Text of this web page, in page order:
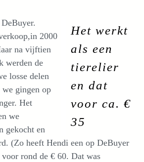
Het werkt
als een
tierelier
en dat
voor ca. €
35
2000
na vijftien
werden de
losse delen
gingen op
Het
we
gekocht en
(Zo heeft Hendi een op DeBuyer
rond de € 60. Dat was